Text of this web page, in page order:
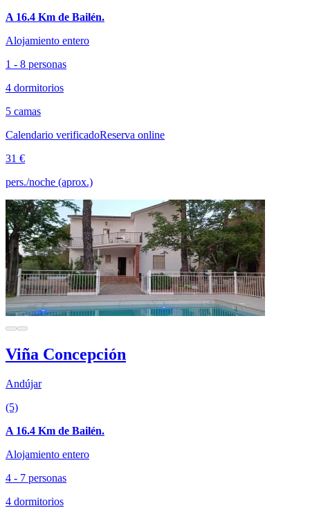
A 16.4 Km de Bailén.
Alojamiento entero
1 - 8 personas
4 dormitorios
5 camas
Calendario verificadoReserva online
31 €
pers./noche (aprox.)
Viña Concepción
Andújar
(5)
A 16.4 Km de Bailén.
Alojamiento entero
4 - 7 personas
4 dormitorios